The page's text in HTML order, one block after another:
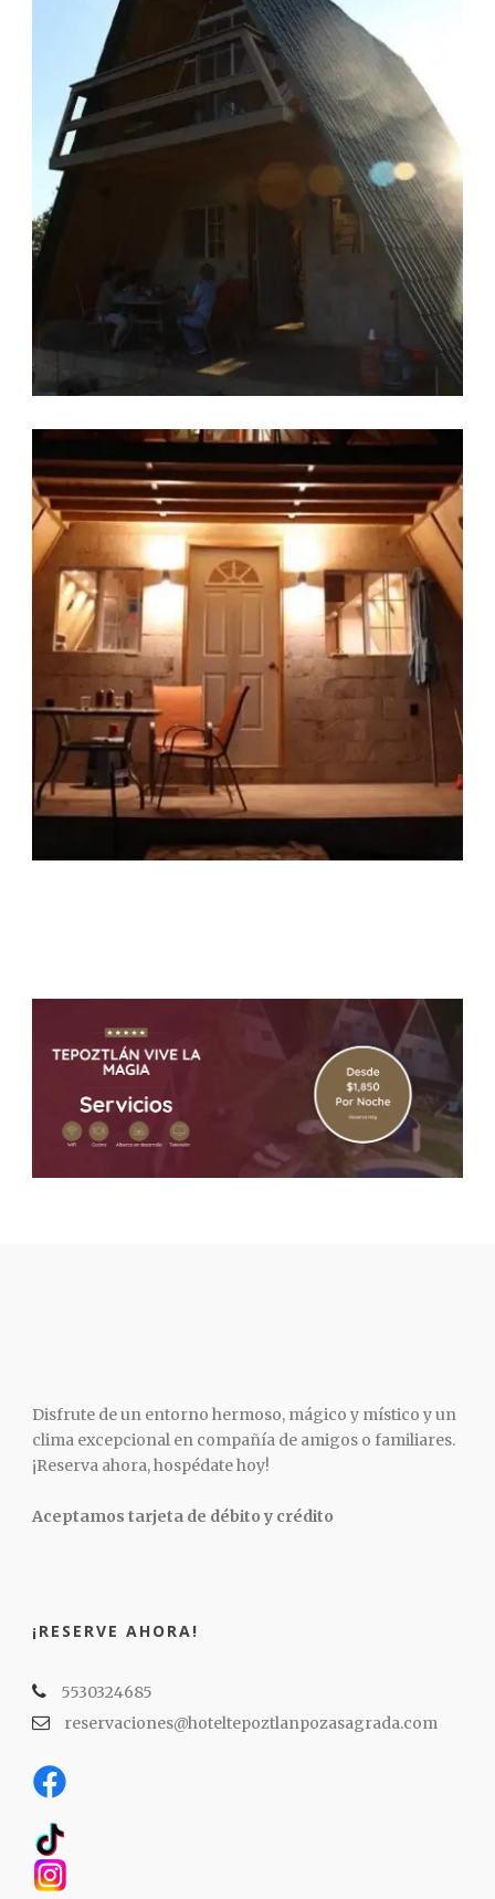
Disfrute de un entorno hermoso, mágico y místico y un
clima excepcional en compañía de amigos o familiares.
¡Reserva ahora, hospédate hoy!
Aceptamos tarjeta de débito y crédito
¡RESERVE AHORA!
5530324685
reservaciones@hoteltepoztlanpozasagrada.com